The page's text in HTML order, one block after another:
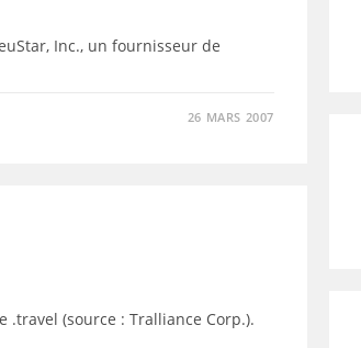
Inc., un fournisseur de
26 MARS 2007
(source : Tralliance Corp.).